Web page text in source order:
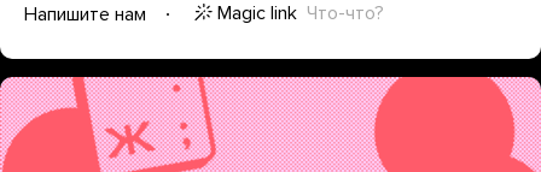
Напишите нам
Magic link Что-что?